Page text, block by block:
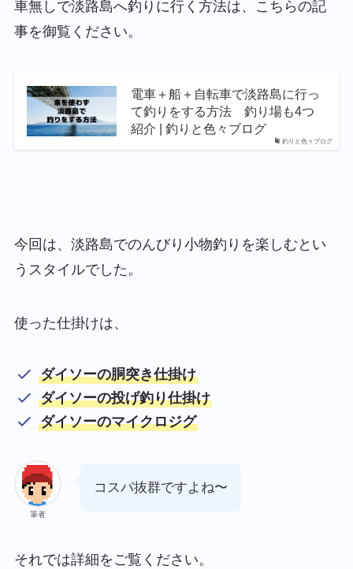
車無しで淡路島へ釣りに行く方法は、こちらの記
事を御覧ください。
釣りと色々ブログ
電車＋船＋自転車で淡路島に行っ
て釣りをする方法 釣り場も4つ
紹介 | 釣りと色々ブログ
今回は、淡路島でのんびり小物釣りを楽しむとい
うスタイルでした。
使った仕掛けは、
ダイソーの胴突き仕掛け
ダイソーの投げ釣り仕掛け
ダイソーのマイクロジグ
筆者
コスパ抜群ですよね〜
それでは詳細をご覧ください。